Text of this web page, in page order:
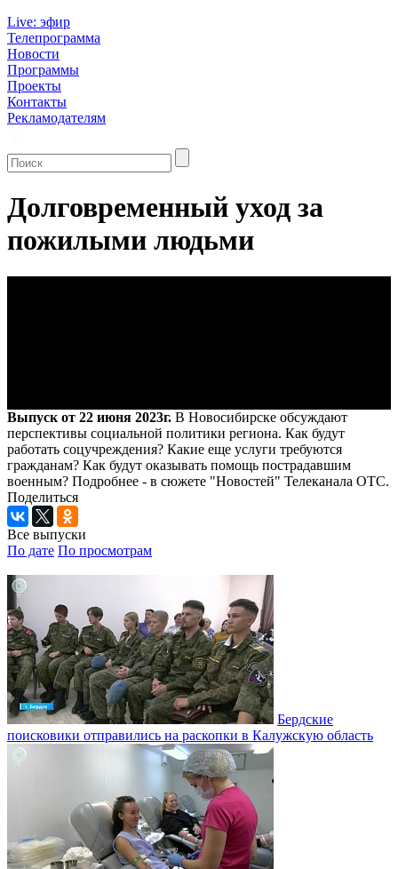
Live: эфир
Телепрограмма
Новости
Программы
Проекты
Контакты
Рекламодателям
Долговременный уход за
пожилыми людьми
Выпуск от 22 июня 2023г. В Новосибирске обсуждают
перспективы социальной политики региона. Как будут
работать соцучреждения? Какие еще услуги требуются
гражданам? Как будут оказывать помощь пострадавшим
военным? Подробнее - в сюжете "Новостей" Телеканала ОТС.
Поделиться
Все выпуски
По дате По просмотрам
Бердские
поисковики отправились на раскопки в Калужскую область